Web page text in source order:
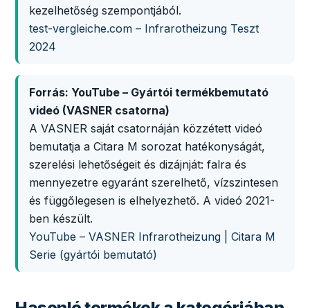
kezelhetőség szempontjából.
test-vergleiche.com – Infrarotheizung Teszt
2024
Forrás: YouTube – Gyártói termékbemutató
videó (VASNER csatorna)
A VASNER saját csatornáján közzétett videó
bemutatja a Citara M sorozat hatékonyságát,
szerelési lehetőségeit és dizájnját: falra és
mennyezetre egyaránt szerelhető, vízszintesen
és függőlegesen is elhelyezhető. A videó 2021-
ben készült.
YouTube – VASNER Infrarotheizung | Citara M
Serie (gyártói bemutató)